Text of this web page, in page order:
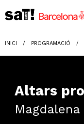
INICI PROGRAMACIÓ
Altars
Magdalena